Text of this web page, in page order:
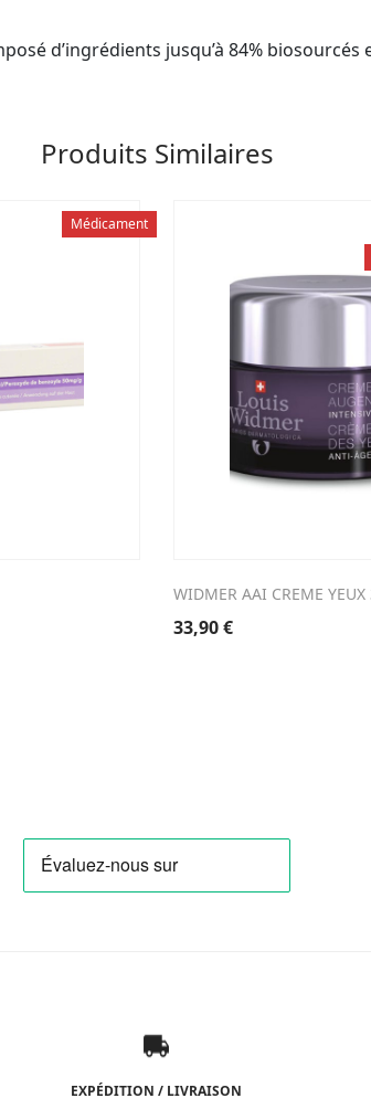
d’ingrédients jusqu’à 84%
Produits Similaires
Médicament
WIDMER AAI CREME YEUX
33,90€
EXPÉDITION / LIVRAISON